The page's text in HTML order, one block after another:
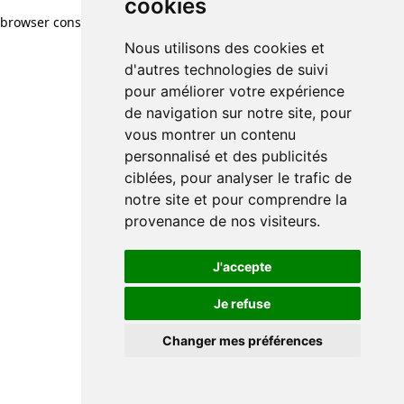
cookies
Nous utilisons des cookies et
d'autres technologies de suivi
pour améliorer votre expérience
de navigation sur notre site, pour
vous montrer un contenu
personnalisé et des publicités
ciblées, pour analyser le trafic de
notre site et pour comprendre la
provenance de nos visiteurs.
J'accepte
Je refuse
Changer mes préférences
browser console for more information)